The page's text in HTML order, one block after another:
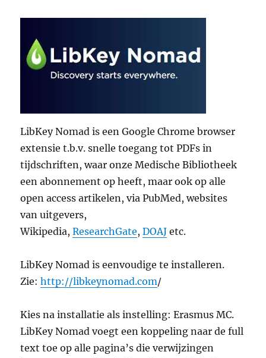
LibKey Nomad is een Google Chrome browser
extensie t.b.v. snelle toegang tot PDFs in
tijdschriften, waar onze Medische Bibliotheek
een abonnement op heeft, maar ook op alle
open access artikelen, via PubMed, websites
van uitgevers,
Wikipedia,ResearchGate,DOAJ etc.
LibKey Nomad is eenvoudige te installeren.
Zie:http://libkeynomad.com/
Kies na installatie als instelling: Erasmus MC.
LibKey Nomad voegt een koppeling naar de full
text toe op alle pagina’s die verwijzingen